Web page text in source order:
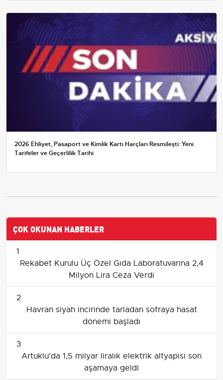
2026 Ehliyet, Pasaport ve Kimlik Kartı Harçları Resmileşti: Yeni
Tarifeler ve Geçerlilik Tarihi
ÇOK OKUNAN HABERLER
1
Rekabet Kurulu Üç Özel Gıda Laboratuvarına 2,4
Milyon Lira Ceza Verdi
2
Havran siyah incirinde tarladan sofraya hasat
dönemi başladı
3
Artuklu'da 1,5 milyar liralık elektrik altyapısı son
aşamaya geldi